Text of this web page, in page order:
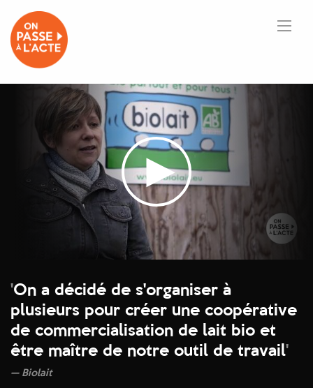
'On a décidé de s'organiser à
plusieurs pour créer une coopérative
de commercialisation de lait bio et
être maître de notre outil de travail'
Biolait